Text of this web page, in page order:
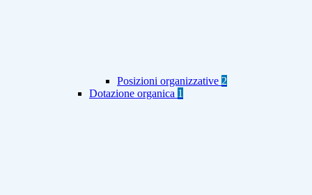
Posizioni organizzative 2
Dotazione organica 1